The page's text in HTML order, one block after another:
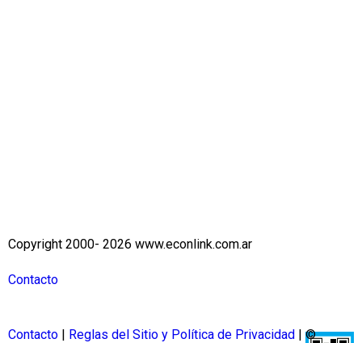
Copyright 2000- 2026 www.econlink.com.ar
Contacto
Contacto Reglas del Sitio y Política de Privacidad
| ©